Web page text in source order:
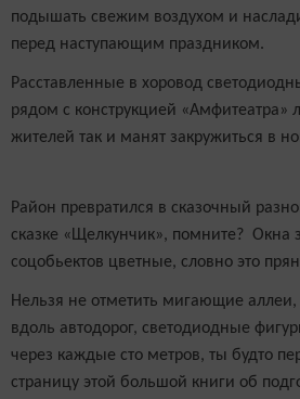
подышать свежим воздухом и
перед наступающим праздником.
Расставленные в хоровод
рядом с конструкцией
жителей так и манят закружиться в
Район превратился в сказочный
сказке «Щелкунчик», помните? Окна
соцобьектов цветные, словно это
Нельзя не отметить мигающие аллеи,
вдоль автодорог, светодиодные
через каждые сто метров, ты будто
страницу этой большой книги об